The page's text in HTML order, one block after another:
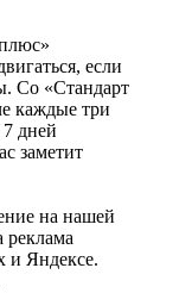
если
Со «Стандарт
каждые три
дней
заметит
на нашей
и Яндексе.